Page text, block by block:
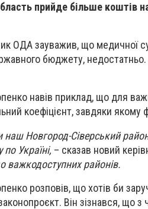
прийде більше коштів
ОДА зауважив, що медичної
бюджету,
навів приклад, що для
коефіцієнт, завдяки
Новгород-Сіверський
Україні, – сказав новий
важкодоступних районів.
розповів, що хотів би
Він зізнався, що